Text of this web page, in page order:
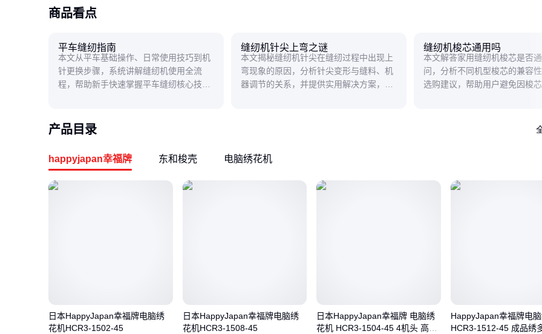
商品看点
平车缝纫指南
本文从平车基础操作、日常使用技巧到机
针更换步骤，系统讲解缝纫机使用全流
程，帮助新手快速掌握平车缝纫核心技
缝纫机针尖上弯之谜
本文揭秘缝纫机针尖在缝纫过程中出现上
弯现象的原因，分析针尖变形与缝料、机
器调节的关系，并提供实用解决方案，帮
缝纫机梭芯通用吗
本文解答家用缝纫机梭芯是否通
问，分析不同机型梭芯的兼容性
选购建议，帮助用户避免因梭芯
产品目录
happyjapan幸福牌 东和梭壳 电脑绣花机
日本HappyJapan幸福牌电脑绣
花机HCR3-1502-45
日本HappyJapan幸福牌电脑绣
花机HCR3-1508-45
日本HappyJapan幸福牌 电脑绣
花机 HCR3-1504-45 4机头 高功
HappyJapan幸福牌电
HCR3-1512-45 成品绣